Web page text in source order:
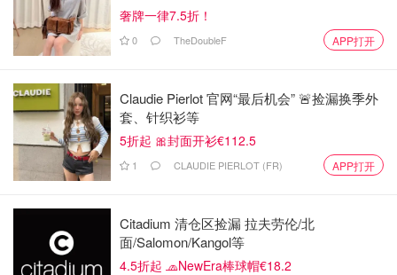
奢牌一律7.5折！
0 TheDoubleF APP打开
Claudie Pierlot 官网“最后机会” 🚨捡漏换季外
套、针织衫等
5折起 🎀封面开衫€112.5
1 CLAUDIE PIERLOT (FR) APP打开
Citadium 清仓区捡漏 拉夫劳伦/北
面/Salomon/Kangol等
4.5折起 🧢NewEra棒球帽€18.2